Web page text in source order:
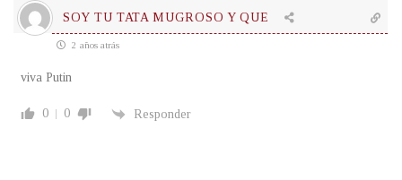
SOY TU TATA MUGROSO Y QUE
2 años atrás
viva Putin
0 0 Responder